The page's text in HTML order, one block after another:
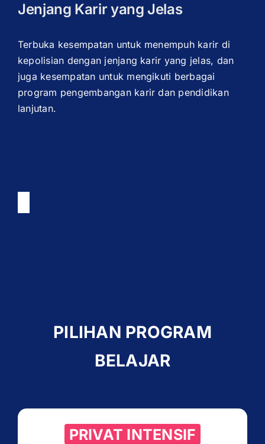
Jenjang Karir yang Jelas
Terbuka kesempatan untuk menempuh karir di
kepolisian dengan jenjang karir yang jelas, dan
juga kesempatan untuk mengikuti berbagai
program pengembangan karir dan pendidikan
lanjutan.
PILIHAN PROGRAM
BELAJAR
PRIVAT INTENSIF